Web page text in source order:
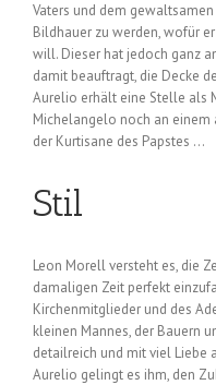
Vaters und dem
Bildhauer zu werden, wofür
will. Dieser hat jedoch ganz
damit beauftragt, die Decke
Aurelio erhält eine Stelle als
Michelangelo noch an einem
der Kurtisane des Papstes …
Stil
Leon Morell versteht es, die
damaligen Zeit perfekt
Kirchenmitglieder und des
kleinen Mannes, der Bauern
detailreich und mit viel Liebe
Aurelio gelingt es ihm, den